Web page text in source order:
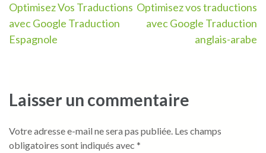
Navigation
de
Optimisez Vos Traductions
avec Google Traduction
Espagnole
Optimisez vos traductions
avec Google Traduction
anglais-arabe
Laisser un commentaire
Votre adresse e-mail ne sera pas publiée. Les champs
obligatoires sont indiqués avec *